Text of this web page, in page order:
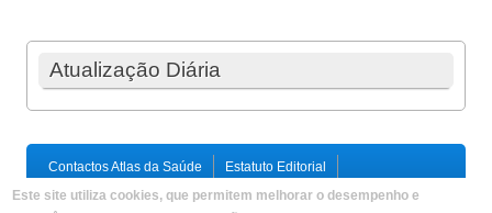
Atualização Diária
Contactos Atlas da Saúde
Estatuto Editorial
Ficha Técnica
Este site utiliza cookies, que permitem melhorar o desempenho e